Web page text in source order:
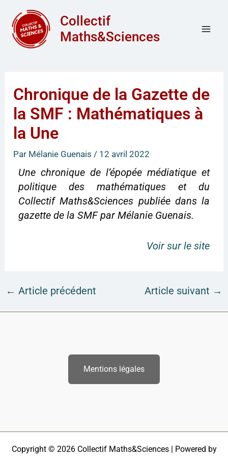
contenu
Collectif
Maths&Sciences
Chronique de la Gazette de
la SMF : Mathématiques à
la Une
Par Mélanie Guenais/ 12 avril 2022
Une chronique de l’épopée médiatique et
politique des mathématiques et du
Collectif Maths&Sciences publiée dans la
gazette de la SMF par Mélanie Guenais.
Voir sur le site
← Article précédent Article suivant →
Mentions légales
Copyright © 2026 Collectif Maths&Sciences | Powered by